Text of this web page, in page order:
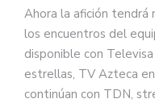
Ahora la afición tendrá
los encuentros del
disponible con
estrellas, TV Azteca
continúan con TDN,